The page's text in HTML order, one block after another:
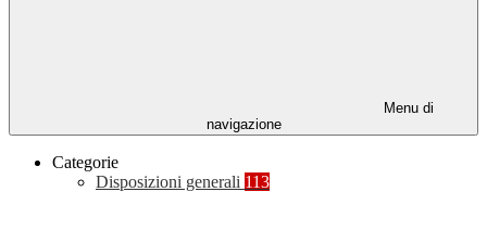
Menu di
navigazione
Categorie
Disposizioni generali 113